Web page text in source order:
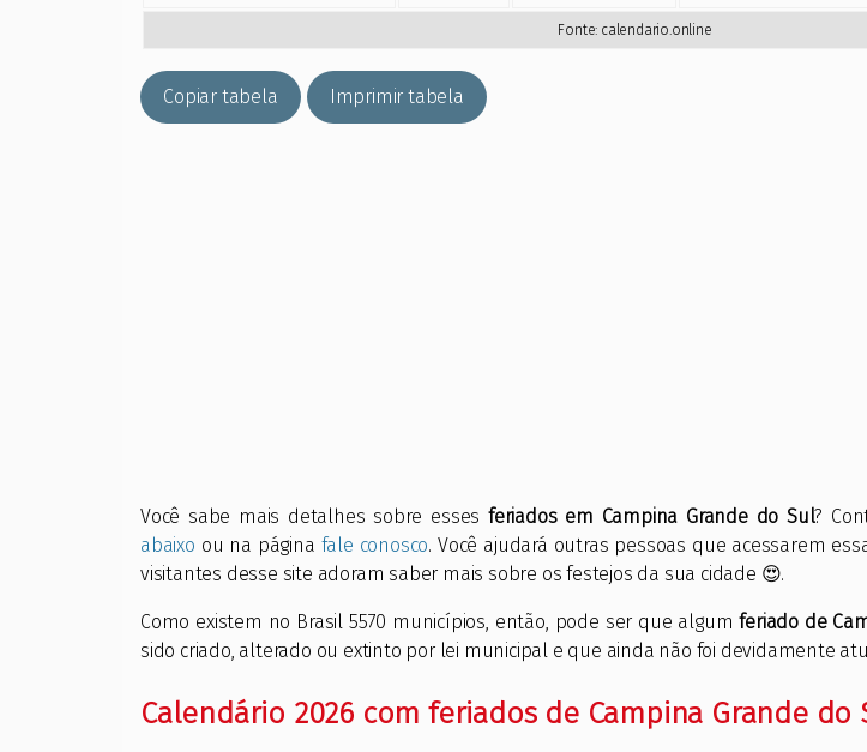
Fonte: calendario.online
Copiar tabela Imprimir tabela
Você sabe mais detalhes sobre esses feriados em Campina Grande do Sul?
abaixo ou na página fale conosco. Você ajudará outras pessoas que acessarem
visitantes desse site adoram saber mais sobre os festejos da sua cidade 😍.
Como existem no Brasil 5570 municípios, então, pode ser que algumferiado de
sido criado, alterado ou extinto por lei municipal e que ainda não foi devidamente
Calendário 2026 com feriados de Campina Grande do